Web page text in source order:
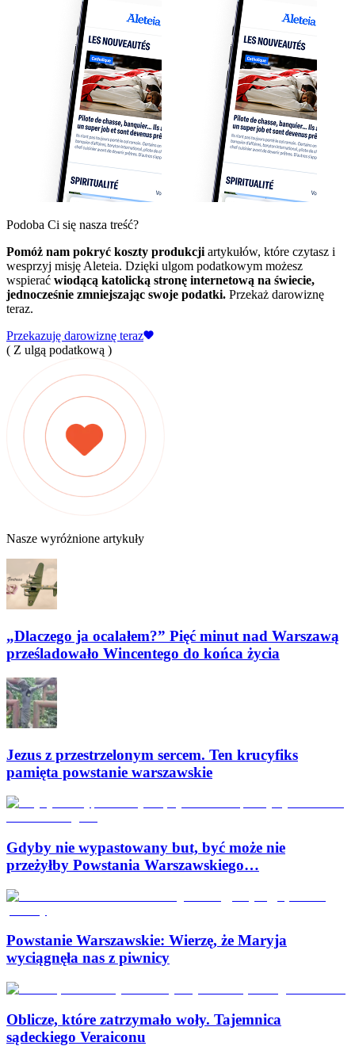
Podoba Ci się nasza treść?
Pomóż nam pokryć koszty produkcjiartykułów, które czytasz i
wesprzyj misję Aleteia. Dzięki ulgom podatkowym możesz
wspierać wiodącą katolicką stronę internetową na świecie,
jednocześnie zmniejszając swoje podatki. Przekaż darowiznę
teraz.
Przekazuję darowiznę teraz
( Z ulgą podatkową )
Nasze wyróżnione artykuły
„Dlaczego ja ocalałem?” Pięć minut nad Warszawą
prześladowało Wincentego do końca życia
Jezus z przestrzelonym sercem. Ten krucyfiks
pamięta powstanie warszawskie
Gdyby nie wypastowany but, być może nie
przeżyłby Powstania Warszawskiego…
Powstanie Warszawskie: Wierzę, że Maryja
wyciągnęła nas z piwnicy
Oblicze, które zatrzymało woły. Tajemnica
sądeckiego Veraiconu